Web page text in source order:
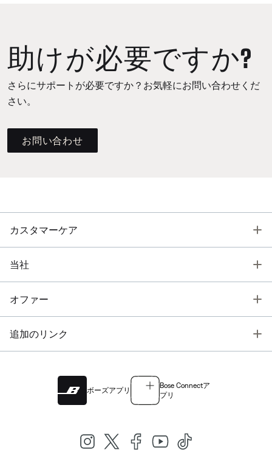
助けが必要ですか?
さらにサポートが必要ですか？お気軽にお問い合わせくだ
さい。
お問い合わせ
カスタマーケア
当社
オファー
追加のリンク
ボーズアプリ
Bose Connectア
プリ